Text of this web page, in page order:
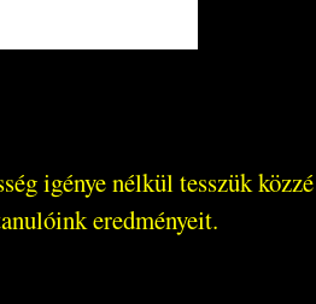
igénye nélkül tesszük közzé
eredményeit.